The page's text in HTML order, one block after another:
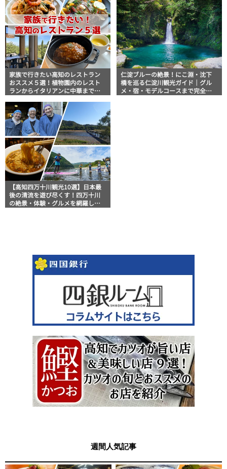
家族で行きたい高知のレストラン
おススメ５選！植物園内のレスト
ランからイタリアンに中華まで楽
仁淀ブルーの絶景！にこ淵・沈下
橋を巡る仁淀川観光ガイド｜グル
メ・宿・モデルコースまで完全網
【高知四万十川観光10選】日本最
後の清流を遊び尽くす！四万十川
の絶景・体験・グルメを網羅した
週間人気記事